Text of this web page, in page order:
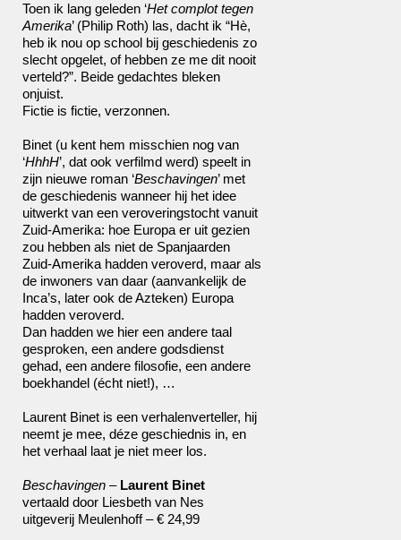
Toen ik lang geleden ‘Het complot tegen
Amerika’ (Philip Roth) las, dacht ik “Hè,
heb ik nou op school bij geschiedenis zo
slecht opgelet, of hebben ze me dit nooit
verteld?”. Beide gedachtes bleken
onjuist.
Fictie is fictie, verzonnen.
Binet (u kent hem misschien nog van
‘HhhH’, dat ook verfilmd werd) speelt in
zijn nieuwe roman ‘Beschavingen’ met
de geschiedenis wanneer hij het idee
uitwerkt van een veroveringstocht vanuit
Zuid-Amerika: hoe Europa er uit gezien
zou hebben als niet de Spanjaarden
Zuid-Amerika hadden veroverd, maar als
de inwoners van daar (aanvankelijk de
Inca’s, later ook de Azteken) Europa
hadden veroverd.
Dan hadden we hier een andere taal
gesproken, een andere godsdienst
gehad, een andere filosofie, een andere
boekhandel (écht niet!), …
Laurent Binet is een verhalenverteller, hij
neemt je mee, déze geschiednis in, en
het verhaal laat je niet meer los.
Beschavingen – Laurent Binet
vertaald door Liesbeth van Nes
uitgeverij Meulenhoff – € 24,99